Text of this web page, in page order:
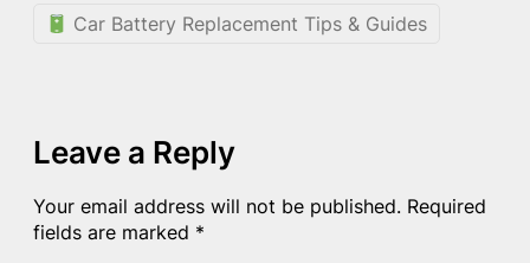
Car Battery Replacement Tips & Guides
Leave a Reply
Your email address will not be published. Required
fields are marked *